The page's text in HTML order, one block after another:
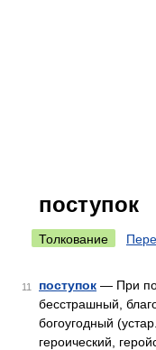
поступок
Толкование
11 поступок — При
бесстрашный,
богоугодный
героический,